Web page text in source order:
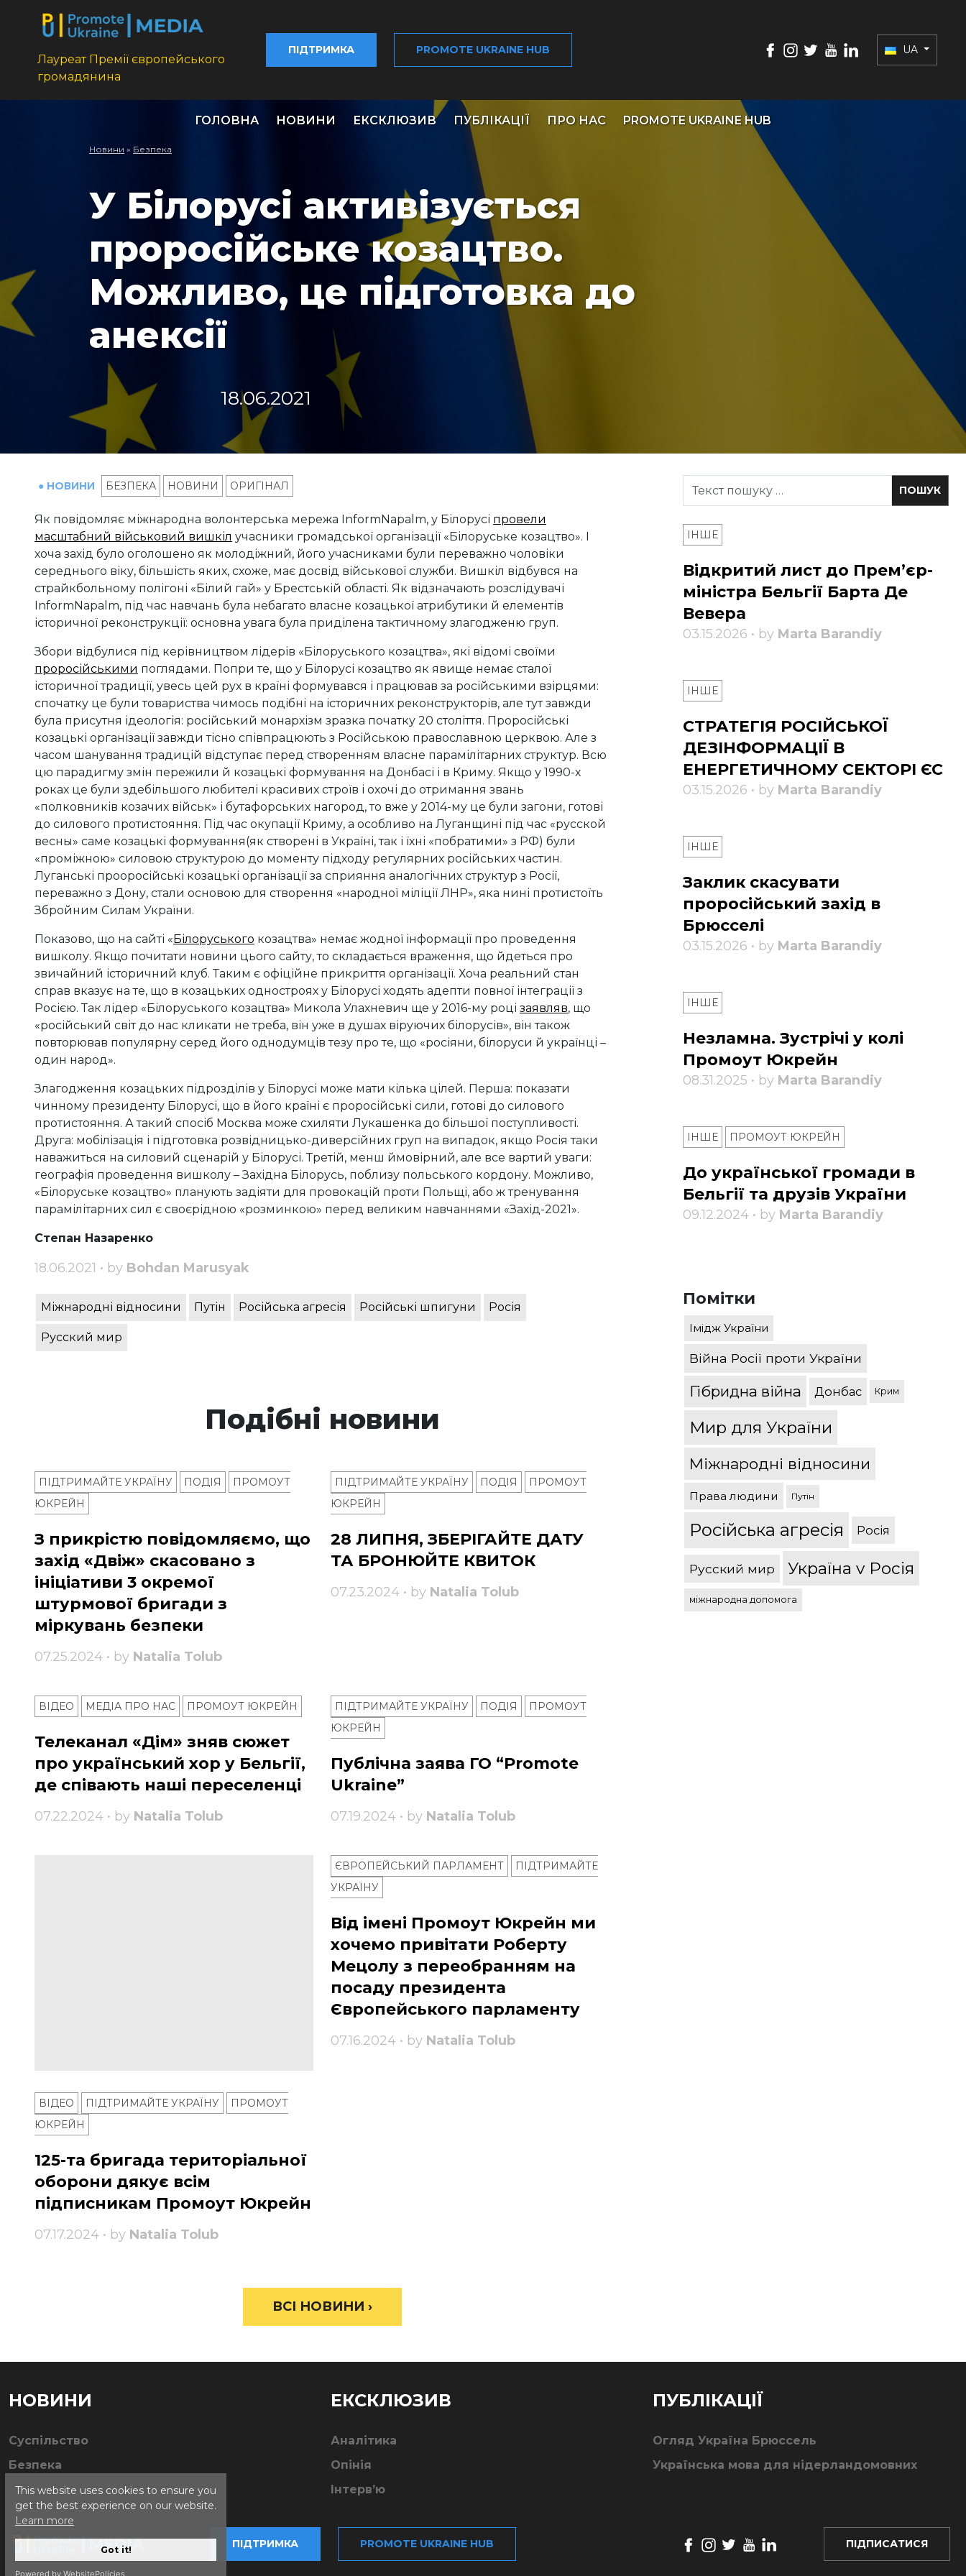
This website uses cookies to ensure you
get the best experience on our website.
Learn more
Got it!
Powered by WebsitePolicies
Лауреат Премії європейського
громадянина
ПІДТРИМКА PROMOTE UKRAINE HUB UA
ГОЛОВНА НОВИНИ ЕКСКЛЮЗИВ ПУБЛІКАЦІЇ ПРО НАС PROMOTE UKRAINE HUB
Новини » Безпека
У Білорусі активізується
проросійське козацтво.
Можливо, це підготовка до
анексії
18.06.2021
● НОВИНИ БЕЗПЕКА НОВИНИ ОРИГІНАЛ
Як повідомляє міжнародна волонтерська мережа InformNapalm, у Білорусі провели
масштабний військовий вишкіл учасники громадської організації «Білоруське козацтво». І
хоча захід було оголошено як молодіжний, його учасниками були переважно чоловіки
середнього віку, більшість яких, схоже, має досвід військової служби. Вишкіл відбувся на
страйкбольному полігоні «Білий гай» у Брестській області. Як відзначають розслідувачі
InformNapalm, під час навчань була небагато власне козацької атрибутики й елементів
історичної реконструкції: основна увага була приділена тактичному злагодженю груп.
Збори відбулися під керівництвом лідерів «Білоруського козацтва», які відомі своїми
проросійськими поглядами. Попри те, що у Білорусі козацтво як явище немає сталої
історичної традиції, увесь цей рух в країні формувався і працював за російськими взірцями:
спочатку це були товариства чимось подібні на історичних реконструкторів, але тут завжди
була присутня ідеологія: російський монархізм зразка початку 20 століття. Проросійські
козацькі організації завжди тісно співпрацюють з Російською православною церквою. Але з
часом шанування традицій відступає перед створенням власне парамілітарних структур. Всю
цю парадигму змін пережили й козацькі формування на Донбасі і в Криму. Якщо у 1990-х
роках це були здебільшого любителі красивих строїв і охочі до отримання звань
«полковників козачих військ» і бутафорських нагород, то вже у 2014-му це були загони, готові
до силового протистояння. Під час окупації Криму, а особливо на Луганщині під час «русской
весны» саме козацькі формування(як створені в Україні, так і їхні «побратими» з РФ) були
«проміжною» силовою структурою до моменту підходу регулярних російських частин.
Луганські прооросійські козацькі організації за сприяння аналогічних структур з Росії,
переважно з Дону, стали основою для створення «народної міліції ЛНР», яка нині протистоїть
Збройним Силам України.
Показово, що на сайті « Білоруського козацтва» немає жодної інформації про проведення
вишколу. Якщо почитати новини цього сайту, то складається враження, що йдеться про
звичайний історичний клуб. Таким є офіційне прикриття організації. Хоча реальний стан
справ вказує на те, що в козацьких одностроях у Білорусі ходять адепти повної інтеграції з
Росією. Так лідер «Білоруського козацтва» Микола Улахневич ще у 2016-му році заявляв, що
«російський світ до нас кликати не треба, він уже в душах віруючих білорусів», він також
повторював популярну серед його однодумців тезу про те, що «росіяни, білоруси й українці –
один народ».
Злагодження козацьких підрозділів у Білорусі може мати кілька цілей. Перша: показати
чинному президенту Білорусі, що в його країні є проросійські сили, готові до силового
протистояння. А такий спосіб Москва може схиляти Лукашенка до більшої поступливості.
Друга: мобілізація і підготовка розвідницько-диверсійних груп на випадок, якщо Росія таки
наважиться на силовий сценарій у Білорусі. Третій, менш ймовірний, але все вартий уваги:
географія проведення вишколу – Західна Білорусь, поблизу польського кордону. Можливо,
«Білоруське козацтво» планують задіяти для провокацій проти Польщі, або ж тренування
парамілітарних сил є своєрідною «розминкою» перед великим навчаннями «Захід-2021».
Степан Назаренко
18.06.2021 • by Bohdan Marusyak
Міжнародні відносини Путін Російська агресія Російські шпигуни Росія
Русский мир
Подібні новини
ПІДТРИМАЙТЕ УКРАЇНУ ПОДІЯ
ПРОМОУТ
ЮКРЕЙН
З прикрістю повідомляємо, що
захід «Двіж» скасовано з
ініціативи 3 окремої
штурмової бригади з
міркувань безпеки
07.25.2024 • by Natalia Tolub
ПІДТРИМАЙТЕ УКРАЇНУ ПОДІЯ
ПРОМОУТ
ЮКРЕЙН
28 ЛИПНЯ, ЗБЕРІГАЙТЕ ДАТУ
ТА БРОНЮЙТЕ КВИТОК
07.23.2024 • by Natalia Tolub
ВІДЕО МЕДІА ПРО НАС ПРОМОУТ ЮКРЕЙН
Телеканал «Дім» зняв сюжет
про український хор у Бельгії,
де співають наші переселенці
07.22.2024 • by Natalia Tolub
ПІДТРИМАЙТЕ УКРАЇНУ ПОДІЯ
ПРОМОУТ
ЮКРЕЙН
Публічна заява ГО “Promote
Ukraine”
07.19.2024 • by Natalia Tolub
ВІДЕО ПІДТРИМАЙТЕ УКРАЇНУ
ПРОМОУТ
ЮКРЕЙН
125-та бригада територіальної
оборони дякує всім
підписникам Промоут Юкрейн
07.17.2024 • by Natalia Tolub
ЄВРОПЕЙСЬКИЙ ПАРЛАМЕНТ
ПІДТРИМАЙТЕ
УКРАЇНУ
Від імені Промоут Юкрейн ми
хочемо привітати Роберту
Мецолу з переобранням на
посаду президента
Європейського парламенту
07.16.2024 • by Natalia Tolub
ВСІ НОВИНИ ›
ІНШЕ
Відкритий лист до Прем’єр-
міністра Бельгії Барта Де
Вевера
03.15.2026 • by Marta Barandiy
ІНШЕ
СТРАТЕГІЯ РОСІЙСЬКОЇ
ДЕЗІНФОРМАЦІЇ В
ЕНЕРГЕТИЧНОМУ СЕКТОРІ ЄС
03.15.2026 • by Marta Barandiy
ІНШЕ
Заклик скасувати
проросійський захід в
Брюсселі
03.15.2026 • by Marta Barandiy
ІНШЕ
Незламна. Зустрічі у колі
Промоут Юкрейн
08.31.2025 • by Marta Barandiy
ІНШЕ ПРОМОУТ ЮКРЕЙН
До української громади в
Бельгії та друзів України
09.12.2024 • by Marta Barandiy
Помітки
Імідж України
Війна Росії проти України
Гібридна війна Донбас Крим
Мир для України
Міжнародні відносини
Права людини Путін
Російська агресія Росія
Русский мир Україна v Росія
міжнародна допомога
НОВИНИ
Суспільство
Безпека
ЕКСКЛЮЗИВ
Аналітика
Опінія
Інтерв’ю
ПУБЛІКАЦІЇ
Огляд Україна Брюссель
Українська мова для нідерландомовних
ПІДТРИМКА PROMOTE UKRAINE HUB ПІДПИСАТИСЯ